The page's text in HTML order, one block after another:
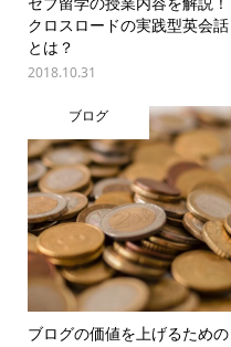
クロスロードの実践型英会話
とは？
2018.10.31
ブログ
ブログの価値を上げるための